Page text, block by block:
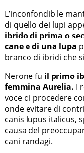
L’inconfondibile
di quello dei lupi
ibrido di prima o
cane e di una lupa
branco di ibridi che
Nerone fu il primo
femmina Aurelia. I
voce di procedere
onde evitare di
canis lupus italicus,
causa del
cani randagi.